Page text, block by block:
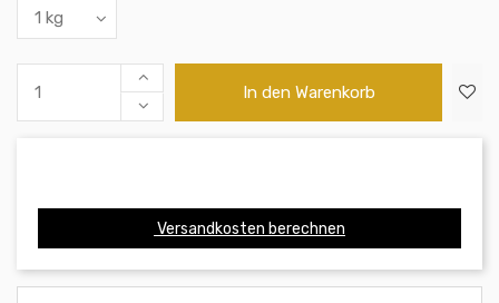
In den Warenkorb
Versandkosten berechnen